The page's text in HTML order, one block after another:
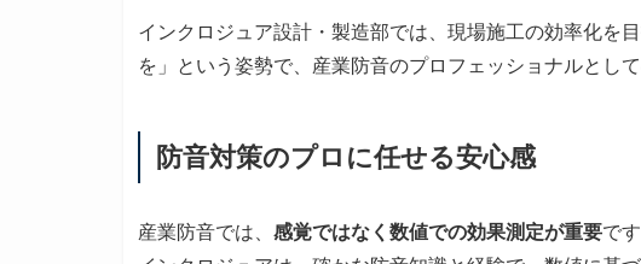
インクロジュア設計・製造部では、現場施工の効率化を
を」という姿勢で、産業防音のプロフェッショナルとし
防音対策のプロに任せる安心感
産業防音では、 感覚ではなく数値での効果測定が重要で